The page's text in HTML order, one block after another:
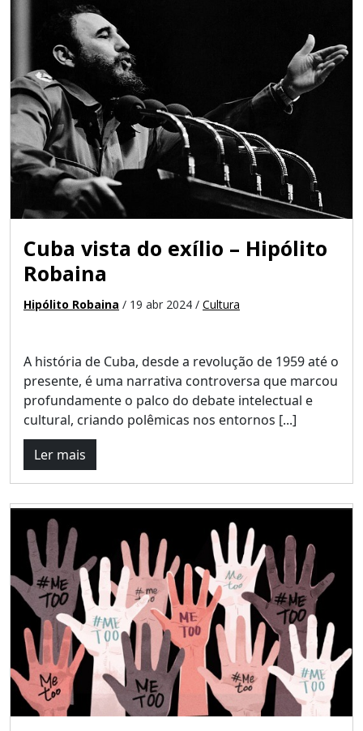
Cuba vista do exílio – Hipólito
Robaina
Hipólito Robaina / 19 abr 2024 / Cultura
A história de Cuba, desde a revolução de 1959 até o
presente, é uma narrativa controversa que marcou
profundamente o palco do debate intelectual e
cultural, criando polêmicas nos entornos [...]
Ler mais